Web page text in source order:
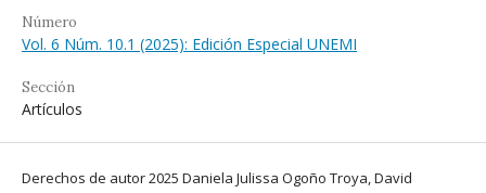
Número
Vol. 6 Núm. 10.1 (2025): Edición Especial UNEMI
Sección
Artículos
Derechos de autor 2025 Daniela Julissa Ogoño Troya, David